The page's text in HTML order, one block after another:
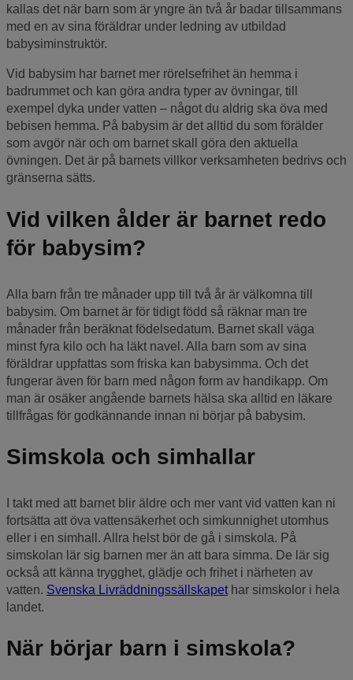
kallas det när barn som är yngre än två år badar tillsammans
med en av sina föräldrar under ledning av utbildad
babysiminstruktör.
Vid babysim har barnet mer rörelsefrihet än hemma i
badrummet och kan göra andra typer av övningar, till
exempel dyka under vatten – något du aldrig ska öva med
bebisen hemma. På babysim är det alltid du som förälder
som avgör när och om barnet skall göra den aktuella
övningen. Det är på barnets villkor verksamheten bedrivs och
gränserna sätts.
Vid vilken ålder är barnet redo
för babysim?
Alla barn från tre månader upp till två år är välkomna till
babysim. Om barnet är för tidigt född så räknar man tre
månader från beräknat födelsedatum. Barnet skall väga
minst fyra kilo och ha läkt navel. Alla barn som av sina
föräldrar uppfattas som friska kan babysimma. Och det
fungerar även för barn med någon form av handikapp. Om
man är osäker angående barnets hälsa ska alltid en läkare
tillfrågas för godkännande innan ni börjar på babysim.
Simskola och simhallar
I takt med att barnet blir äldre och mer vant vid vatten kan ni
fortsätta att öva vattensäkerhet och simkunnighet utomhus
eller i en simhall. Allra helst bör de gå i simskola. På
simskolan lär sig barnen mer än att bara simma. De lär sig
också att känna trygghet, glädje och frihet i närheten av
vatten. Svenska Livräddningssällskapethar simskolor i hela
landet.
När börjar barn i simskola?